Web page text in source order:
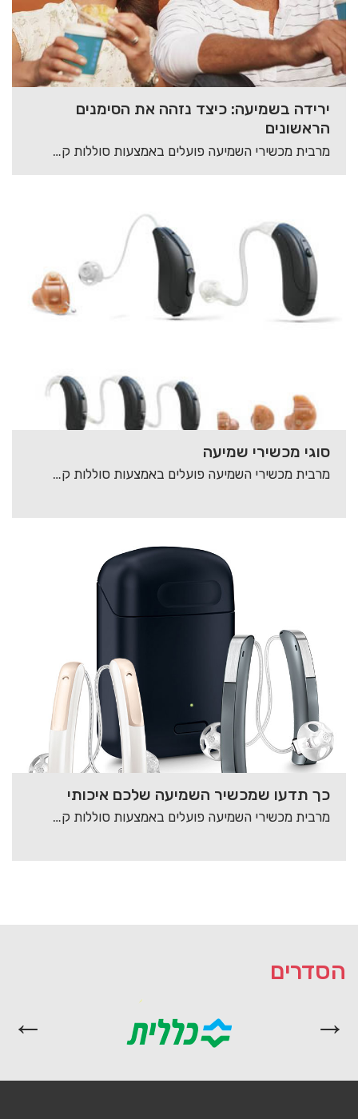
ירידה בשמיעה: כיצד נזהה את הסימנים
הראשונים
מרבית מכשירי השמיעה פועלים באמצעות סוללות קטנות, בגדלים שונים, המותאמים באופן פרטני למכשיר השמיעה. אביזרי…
סוגי מכשירי שמיעה
מרבית מכשירי השמיעה פועלים באמצעות סוללות קטנות, בגדלים שונים, המותאמים באופן פרטני למכשיר השמיעה. אביזרי…
כך תדעו שמכשיר השמיעה שלכם איכותי
מרבית מכשירי השמיעה פועלים באמצעות סוללות קטנות, בגדלים שונים, המותאמים באופן פרטני למכשיר השמיעה. אביזרי…
הסדרים